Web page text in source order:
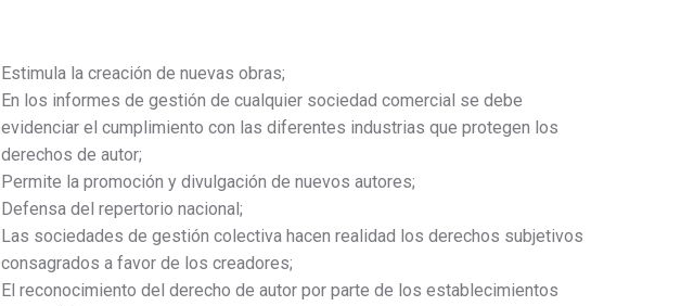
Estimula la creación de nuevas obras;
En los informes de gestión de cualquier sociedad comercial se debe
evidenciar el cumplimiento con las diferentes industrias que protegen los
derechos de autor;
Permite la promoción y divulgación de nuevos autores;
Defensa del repertorio nacional;
Las sociedades de gestión colectiva hacen realidad los derechos subjetivos
consagrados a favor de los creadores;
El reconocimiento del derecho de autor por parte de los establecimientos